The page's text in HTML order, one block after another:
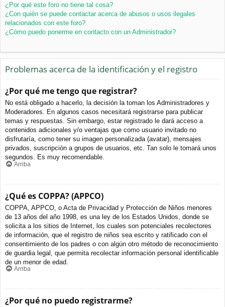
¿Por qué este foro no tiene tal cosa?
¿Con quién se puede contactar acerca de abusos o usos ilegales
relacionados con este foro?
¿Cómo puedo ponerme en contacto con un Administrador?
Problemas acerca de la identificación y el registro
¿Por qué me tengo que registrar?
No está obligado a hacerlo, la decisión la toman los Administradores y
Moderadores. En algunos casos necesitará registrarse para publicar
temas y respuestas. Sin embargo, estar registrado le dará acceso a
contenidos adicionales y/o ventajas que como usuario invitado no
disfrutaría, como tener su imagen personalizada (avatar), mensajes
privados, suscripción a grupos de usuarios, etc. Tan solo le tomará unos
segundos. Es muy recomendable.
Arriba
¿Qué es COPPA? (APPCO)
COPPA, APPCO, o Acta de Privacidad y Protección de Niños menores
de 13 años del año 1998, es una ley de los Estados Unidos, donde se
solicita a los sitios de Internet, los cuales son potenciales recolectores
de información, que el registro de niños sea escrito y ratificado con el
consentimiento de los padres o con algún otro método de reconocimiento
de guardia legal, que permita recolectar información personal identificable
de un menor de edad.
Arriba
¿Por qué no puedo registrarme?